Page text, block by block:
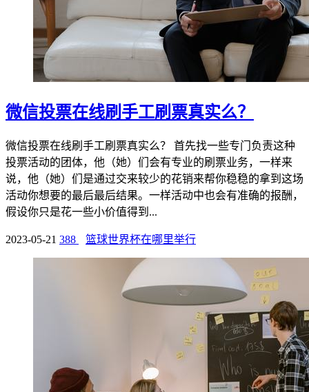
微信投票在线刷手工刷票真实么？
微信投票在线刷手工刷票真实么？ 首先找一些专门负责这种
投票活动的团体，他（她）们会有专业的刷票业务，一样来
说，他（她）们是通过交来较少的花销来帮你稳稳的拿到这场
活动你想要的最后最后结果。一样活动中也会有准确的报酬，
假设你只是花一些小价值得到...
2023-05-21 388 篮球世界杯在哪里举行